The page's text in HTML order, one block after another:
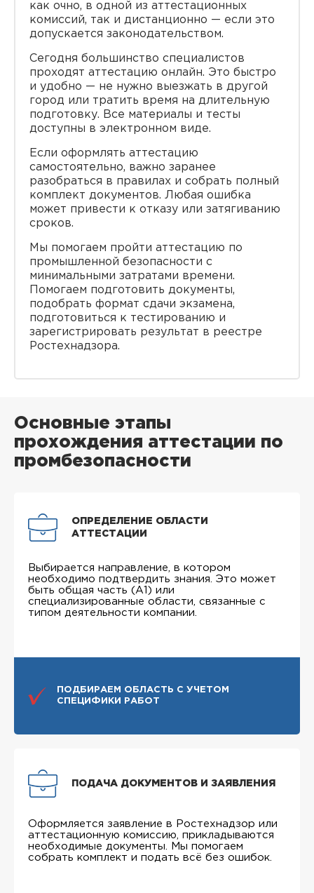
как очно, в одной из аттестационных
комиссий, так и дистанционно — если это
допускается законодательством.
Сегодня большинство специалистов
проходят аттестацию онлайн. Это быстро
и удобно — не нужно выезжать в другой
город или тратить время на длительную
подготовку. Все материалы и тесты
доступны в электронном виде.
Если оформлять аттестацию
самостоятельно, важно заранее
разобраться в правилах и собрать полный
комплект документов. Любая ошибка
может привести к отказу или затягиванию
сроков.
Мы помогаем пройти аттестацию по
промышленной безопасности с
минимальными затратами времени.
Помогаем подготовить документы,
подобрать формат сдачи экзамена,
подготовиться к тестированию и
зарегистрировать результат в реестре
Ростехнадзора.
Основные этапы
прохождения аттестации по
промбезопасности
ОПРЕДЕЛЕНИЕ ОБЛАСТИ
АТТЕСТАЦИИ
Выбирается направление, в котором
необходимо подтвердить знания. Это может
быть общая часть (А1) или
специализированные области, связанные с
типом деятельности компании.
ПОДБИРАЕМ ОБЛАСТЬ С УЧЕТОМ
СПЕЦИФИКИ РАБОТ
ПОДАЧА ДОКУМЕНТОВ И ЗАЯВЛЕНИЯ
Оформляется заявление в Ростехнадзор или
аттестационную комиссию, прикладываются
необходимые документы. Мы помогаем
собрать комплект и подать всё без ошибок.